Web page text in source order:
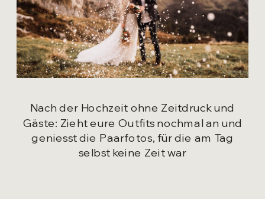
Nach der Hochzeit ohne Zeitdruck und
Gäste: Zieht eure Outfits nochmal an und
geniesst die Paarfotos, für die am Tag
selbst keine Zeit war